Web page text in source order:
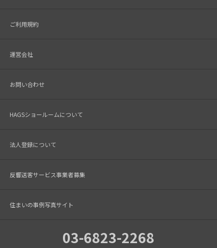
ご利用規約
運営会社
お問い合わせ
HAGSショールームについて
法人登録について
反響送客サービス事業者募集
住まいの事例写真サイト
03-6823-2268